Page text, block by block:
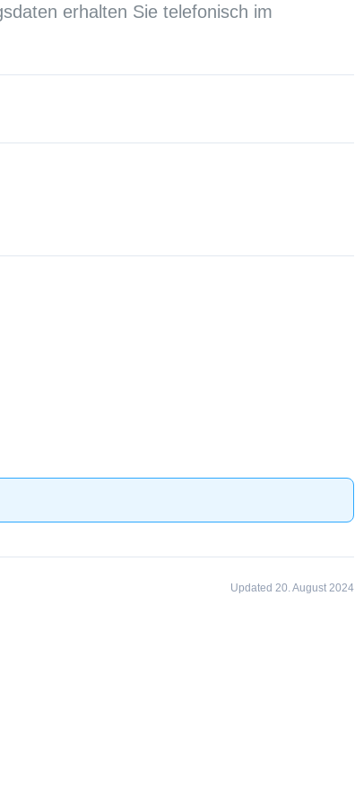
erhalten Sie telefonisch im
Updated 20. August 2024